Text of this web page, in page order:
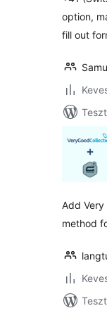
option,
fill out
Add
method